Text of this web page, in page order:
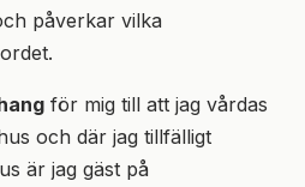
påverkar vilka
för mig till att jag vårdas
och där jag tillfälligt
är jag gäst på